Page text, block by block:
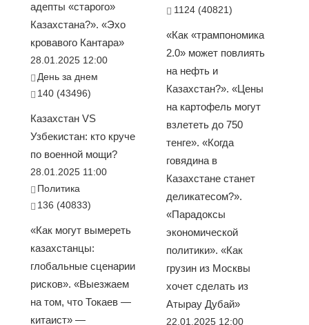
адепты «старого»
Казахстана?». «Эхо
кровавого Кантара»
28.01.2025 12:00
День за днем
140 (43496)
Казахстан VS
Узбекистан: кто круче
по военной мощи?
28.01.2025 11:00
Политика
136 (40833)
«Как могут вымереть
казахстанцы:
глобальные сценарии
рисков». «Выезжаем
на том, что Токаев —
китаист» —
1124 (40821)
«Как «трампономика
2.0» может повлиять
на нефть и
Казахстан?». «Цены
на картофель могут
взлететь до 750
тенге». «Когда
говядина в
Казахстане станет
деликатесом?».
«Парадоксы
экономической
политики». «Как
грузин из Москвы
хочет сделать из
Атырау Дубай»
22.01.2025 12:00